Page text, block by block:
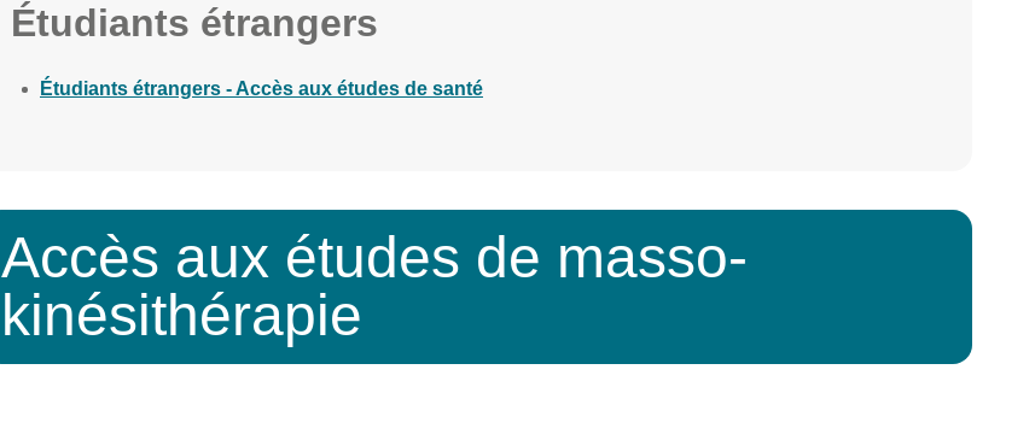
Étudiants étrangers
Étudiants étrangers - Accès aux études de santé
Accès aux études de masso-
kinésithérapie